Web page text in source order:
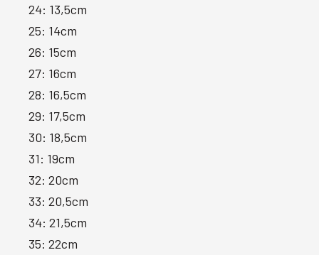
24: 13,5cm
25: 14cm
26: 15cm
27: 16cm
28: 16,5cm
29: 17,5cm
30: 18,5cm
31: 19cm
32: 20cm
33: 20,5cm
34: 21,5cm
35: 22cm